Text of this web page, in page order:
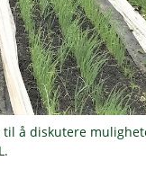
å diskutere